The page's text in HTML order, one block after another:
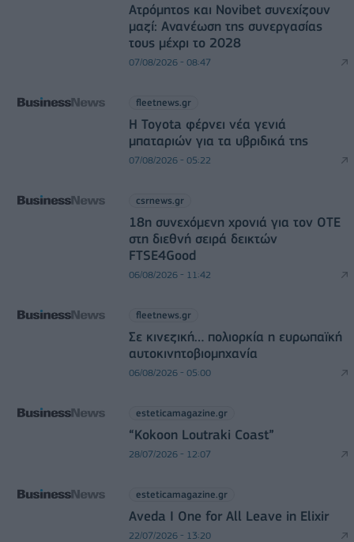
Ατρόμητος και Novibet συνεχίζουν
μαζί: Ανανέωση της συνεργασίας
τους μέχρι το 2028
07/08/2026 - 08:47
fleetnews.gr
Η Toyota φέρνει νέα γενιά
μπαταριών για τα υβριδικά της
07/08/2026 - 05:22
csrnews.gr
18η συνεχόμενη χρονιά για τον ΟΤΕ
στη διεθνή σειρά δεικτών
FTSE4Good
06/08/2026 - 11:42
fleetnews.gr
Σε κινεζική… πολιορκία η ευρωπαϊκή
αυτοκινητοβιομηχανία
06/08/2026 - 05:00
esteticamagazine.gr
“Kokoon Loutraki Coast”
28/07/2026 - 12:07
esteticamagazine.gr
Aveda I One for All Leave in Elixir
22/07/2026 - 13:20